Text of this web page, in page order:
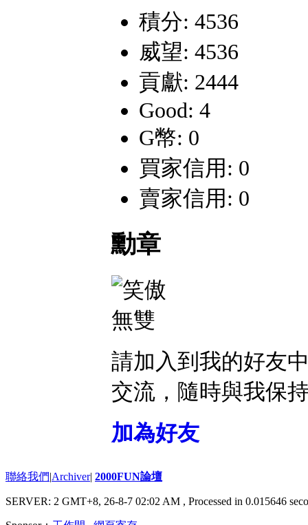
積分: 4536
威望: 4536
貢獻: 2444
Good: 4
G幣: 0
買家信用: 0
賣家信用: 0
勳章
請加入到我的好友
交流，隨時與我保
加為好友
聯絡我們|Archiver| 2000FUN論壇
SERVER: 2 GMT+8, 26-8-7 02:02 AM , Processed in 0.015646